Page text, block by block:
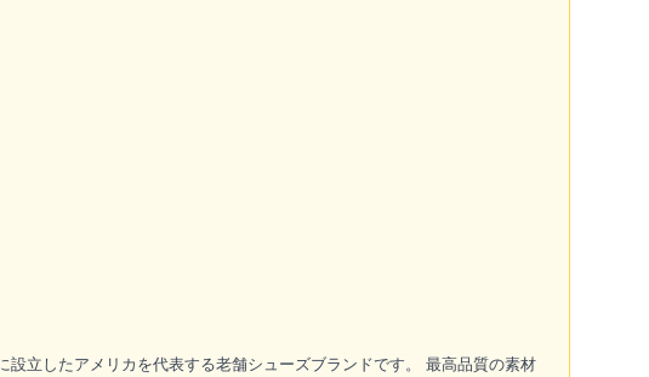
立したアメリカを代表する老舗シューズブランドです。 最高品質の素材